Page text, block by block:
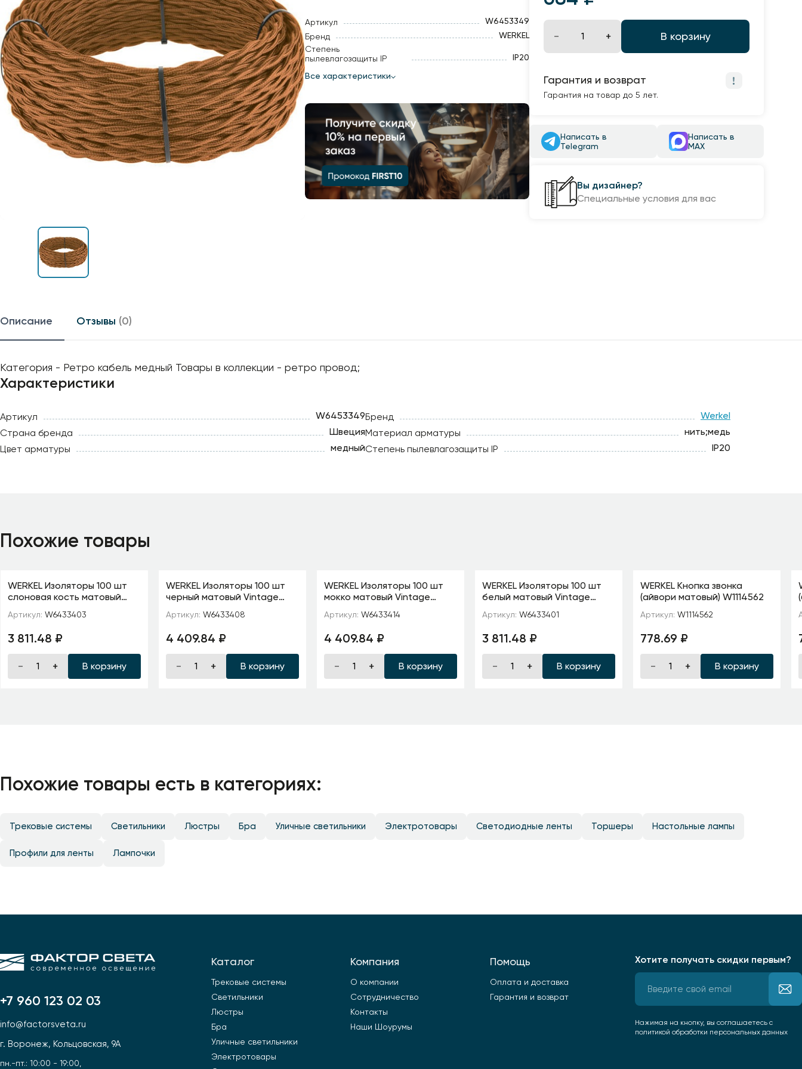
Уличные светильники
Электротовары
Светодиодные ленты
Торшеры
Настольные лампы
Профили для ленты
шинопровод
Артикул
W6453349
Бренд
WERKEL
Степень
пылевлагозащиты IP
IP20
Все характеристики
В корзину
Гарантия и возврат
Гарантия на товар до 5 лет.
Написать в
Telegram
Написать в
MAX
Вы дизайнер?
Специальные условия для вас
Описание Отзывы (0)
Категория - Ретро кабель медный Товары в коллекции - ретро провод;
Характеристики
Артикул W6453349Бренд
Werkel
Страна бренда
ШвецияМатериал арматуры
нить;медь
Цвет арматуры
медныйСтепень пылевлагозащиты IP IP20
Похожие товары
WERKEL Изоляторы 100 шт
слоновая кость матовый
Артикул: W6433403
3 811.48 ₽
В корзину
WERKEL Изоляторы 100 шт
черный матовый Vintage
Артикул: W6433408
4 409.84 ₽
В корзину
WERKEL Изоляторы 100 шт
мокко матовый Vintage
Артикул: W6433414
4 409.84 ₽
В корзину
WERKEL Изоляторы 100 шт
белый матовый Vintage
Артикул: W6433401
3 811.48 ₽
В корзину
WERKEL Кнопка звонка
(айвори матовый) W1114562
Артикул: W1114562
778.69 ₽
В корзину
Похожие товары есть в категориях:
Трековые системы Светильники Люстры Бра Уличные светильники Электротовары Светодиодные ленты Торшеры Настольные лампы
Профили для ленты Лампочки
+7 960 123 02 03
info@factorsveta.ru
г. Воронеж, Кольцовская, 9А
пн.-пт.: 10:00 - 19:00,
Каталог
Трековые системы
Светильники
Люстры
Бра
Уличные светильники
Электротовары
Компания
О компании
Сотрудничество
Контакты
Наши Шоурумы
Помощь
Оплата и доставка
Гарантия и возврат
Хотите получать скидки первым?
Нажимая на кнопку, вы соглашаетесь с
политикой обработки персональных данных
Профили для ленты
Лампочки